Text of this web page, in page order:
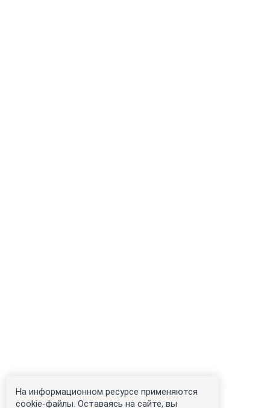
На информационном ресурсе применяются
cookie-файлы. Оставаясь на сайте, вы